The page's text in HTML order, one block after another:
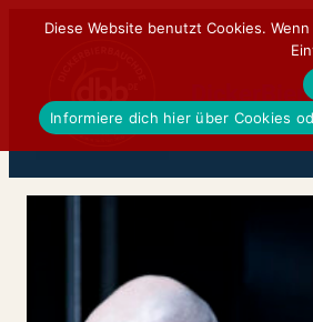
Diese Website benutzt Cookies.
Informiere dich hier über Cookies